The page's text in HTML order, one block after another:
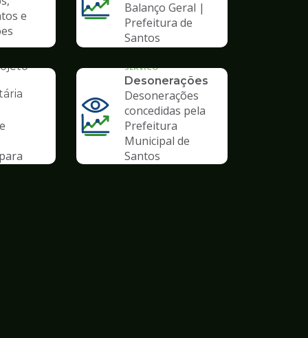
e
Balanço Geral |
Prefeitura de
Santos
SERVICO
Desonerações
Desonerações
concedidas pela
Prefeitura
Municipal de
Santos